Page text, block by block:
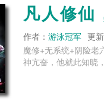
凡人修仙
作者： 游泳冠军 更
魔修+无系统+阴险老
神亢奋，他就此知晓